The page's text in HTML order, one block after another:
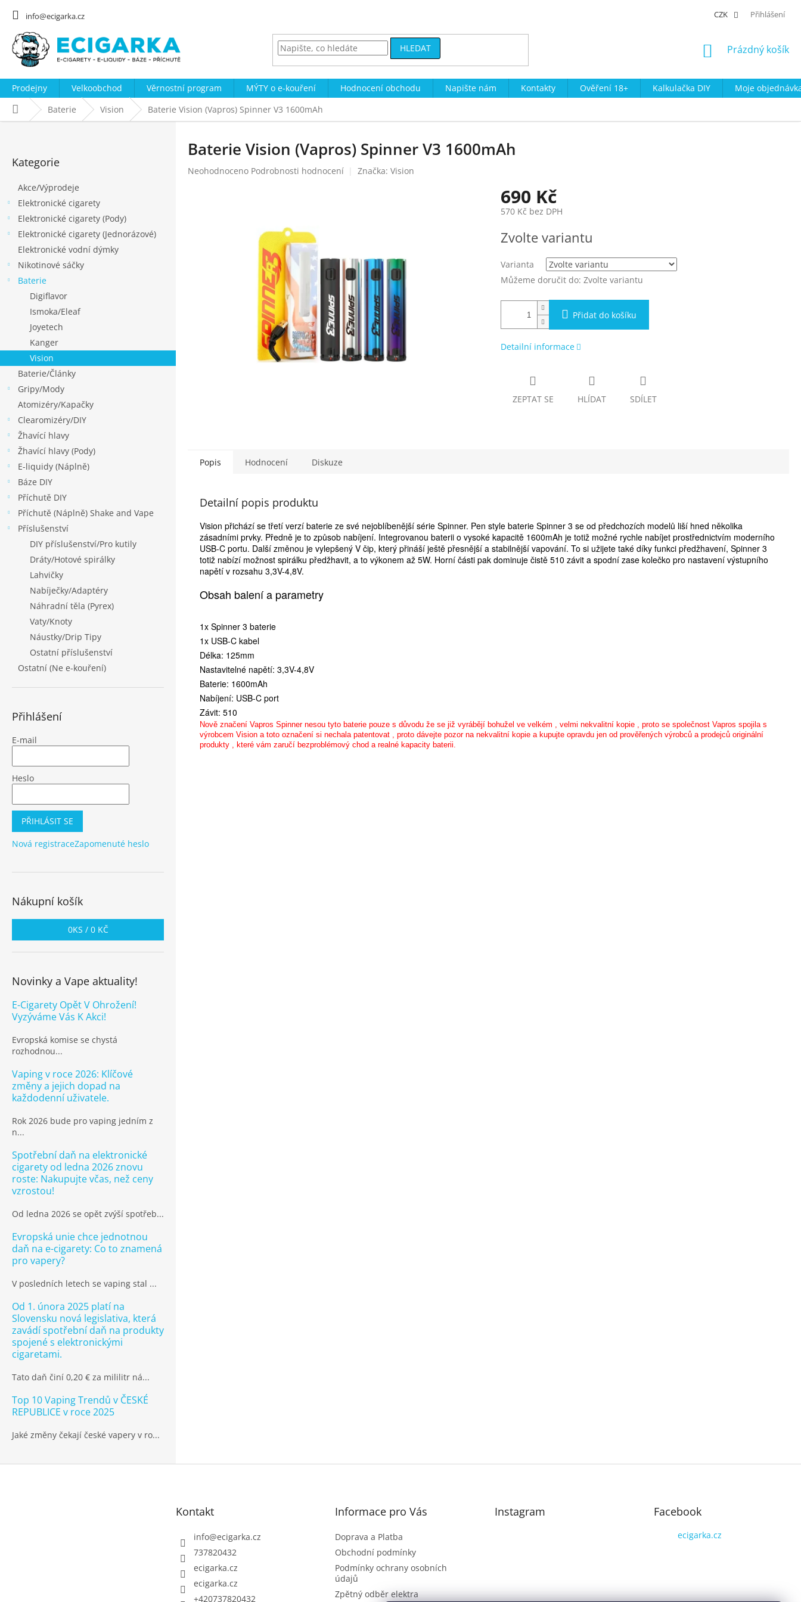
info@ecigarka.cz CZK Přihlášení
HLEDAT
NÁKUPNÍ
Prázdný košík
Prodejny Velkoobchod Věrnostní program MÝTY o e-kouření Hodnocení obchodu Napište nám Kontakty Ověření 18+ Kalkulačka DIY
Moje
Domů Baterie Vision Baterie Vision (Vapros) Spinner V3 1600mAh
kategorie
Kategorie
Akce/Výprodeje
Elektronické cigarety
Elektronické cigarety (Pody)
Elektronické cigarety (Jednorázové)
Elektronické vodní dýmky
Nikotinové sáčky
Baterie
Digiflavor
Ismoka/Eleaf
Joyetech
Kanger
Vision
Baterie/Články
Gripy/Mody
Atomizéry/Kapačky
Clearomizéry/DIY
Žhavící hlavy
Žhavící hlavy (Pody)
E-liquidy (Náplně)
Báze DIY
Příchutě DIY
Příchutě (Náplně) Shake and Vape
Příslušenství
DIY příslušenství/Pro kutily
Dráty/Hotové spirálky
Lahvičky
Nabíječky/Adaptéry
Náhradní těla (Pyrex)
Vaty/Knoty
Náustky/Drip Tipy
Ostatní příslušenství
Ostatní (Ne e-kouření)
Přihlášení
E-mail
Heslo
PŘIHLÁSIT SE
Nová registraceZapomenuté heslo
Nákupní košík
0KS / 0 KČ
Novinky a Vape aktuality!
E-Cigarety Opět V Ohrožení!
Vyzýváme Vás K Akci!
Evropská komise se chystá
rozhodnou...
Vaping v roce 2026: Klíčové
změny a jejich dopad na
každodenní uživatele.
Rok 2026 bude pro vaping jedním z
n...
Spotřební daň na elektronické
cigarety od ledna 2026 znovu
roste: Nakupujte včas, než ceny
vzrostou!
Od ledna 2026 se opět zvýší spotřeb...
Evropská unie chce jednotnou
daň na e-cigarety: Co to znamená
pro vapery?
V posledních letech se vaping stal ...
Od 1. února 2025 platí na
Slovensku nová legislativa, která
zavádí spotřební daň na produkty
spojené s elektronickými
cigaretami.
Tato daň činí 0,20 € za mililitr ná...
Top 10 Vaping Trendů v ČESKÉ
REPUBLICE v roce 2025
Jaké změny čekají české vapery v ro...
Baterie Vision (Vapros) Spinner V3 1600mAh
Průměrné
Neohodnoceno Podrobnosti hodnocení Značka: Vision
690 Kč
570 Kč bez DPH
cena:
Zvolte variantu
Varianta
Můžeme doručit do: Zvolte variantu
Přidat do košíku
Detailní informace
ZEPTAT SE HLÍDAT SDÍLET
Popis Hodnocení Diskuze
Detailní popis produktu
Vision přichází se třetí verzí baterie ze své nejoblíbenější série Spinner. Pen style baterie Spinner 3 se od předchozích modelů liší hned několika
zásadními prvky. Předně je to způsob nabíjení. Integrovanou baterii o vysoké kapacitě 1600mAh je totiž možné rychle nabíjet prostřednictvím moderního
USB-C portu. Další změnou je vylepšený V čip, který přináší ještě přesnější a stabilnější vapování. To si užijete také díky funkci předžhavení, Spinner 3
totiž nabízí možnost spirálku předžhavit, a to výkonem až 5W. Horní části pak dominuje čistě 510 závit a spodní zase kolečko pro nastavení výstupního
napětí v rozsahu 3,3V-4,8V.
Obsah balení a parametry
1x Spinner 3 baterie
1x USB-C kabel
Délka: 125mm
Nastavitelné napětí: 3,3V-4,8V
Baterie: 1600mAh
Nabíjení: USB-C port
Závit: 510
Nově značení Vapros Spinner nesou tyto baterie pouze s důvodu že se již vyrábějí bohužel ve velkém , velmi nekvalitní kopie , proto se společnost Vapros spojila s
výrobcem Vision a toto označení si nechala patentovat , proto dávejte pozor na nekvalitní kopie a kupujte opravdu jen od prověřených výrobců a prodejců originální
produkty , které vám zaručí bezproblémový chod a realné kapacity baterii.
Kontakt
info@ecigarka.cz
737820432
ecigarka.cz
ecigarka.cz
+420737820432
Informace pro Vás
Doprava a Platba
Obchodní podmínky
Podmínky ochrany osobních
údajů
Zpětný odběr elektra
Instagram Facebook
ecigarka.cz